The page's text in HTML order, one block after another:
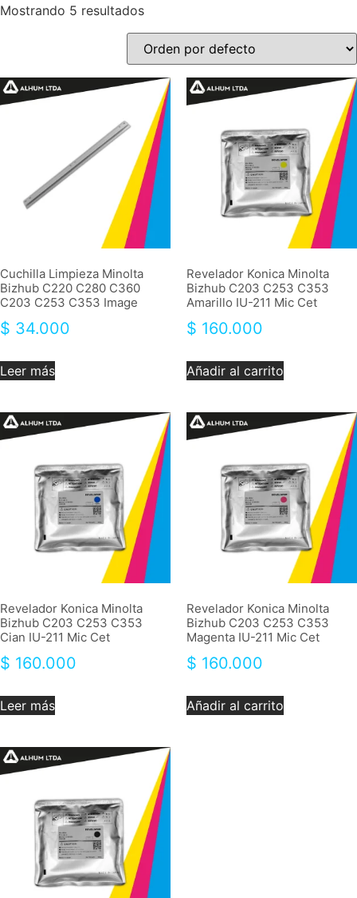
Mostrando 5 resultados
Cuchilla Limpieza Minolta
Bizhub C220 C280 C360
C203 C253 C353 Image
$ 34.000
Leer más
Revelador Konica Minolta
Bizhub C203 C253 C353
Amarillo IU-211 Mic Cet
$ 160.000
Añadir al carrito
Revelador Konica Minolta
Bizhub C203 C253 C353
Cian IU-211 Mic Cet
$ 160.000
Leer más
Revelador Konica Minolta
Bizhub C203 C253 C353
Magenta IU-211 Mic Cet
$ 160.000
Añadir al carrito